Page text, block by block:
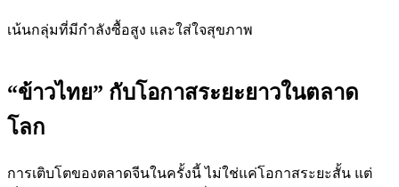
เน้นกลุ่มที่มีกำลังซื้อสูง และใส่ใจสุขภาพ
“ข้าวไทย” กับโอกาสระยะยาวในตลาด
โลก
การเติบโตของตลาดจีนในครั้งนี้ ไม่ใช่แค่โอกาสระยะสั้น แต่